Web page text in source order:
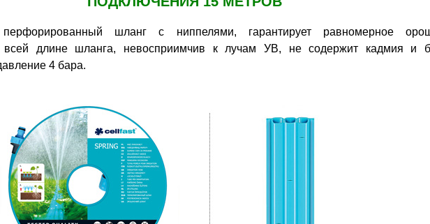
перфорированный шланг с ниппелями, гарантирует равномерное
всей длине шланга, невосприимчив к лучам УВ, не содержит кадмия и
4 бара.